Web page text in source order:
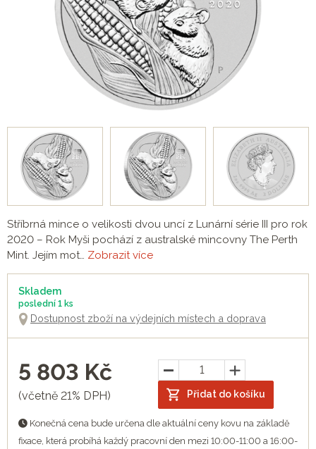
Stříbrná mince o velikosti dvou uncí z Lunární série III pro rok
2020 – Rok Myši pochází z australské mincovny The Perth
Mint. Jejím mot… Zobrazit více
Skladem
poslední 1 ks
Dostupnost zboží na výdejních místech a doprava
5 803 Kč
(včetně 21% DPH) Přidat do košíku
Konečná cena bude určena dle aktuální ceny kovu na základě
fixace, která probíhá každý pracovní den mezi 10:00-11:00 a 16:00-